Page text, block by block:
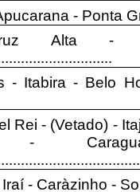
- Ponta
Alta -
- Itabira - Belo
Rei - (Vetado) -
-
- Caràzinho -